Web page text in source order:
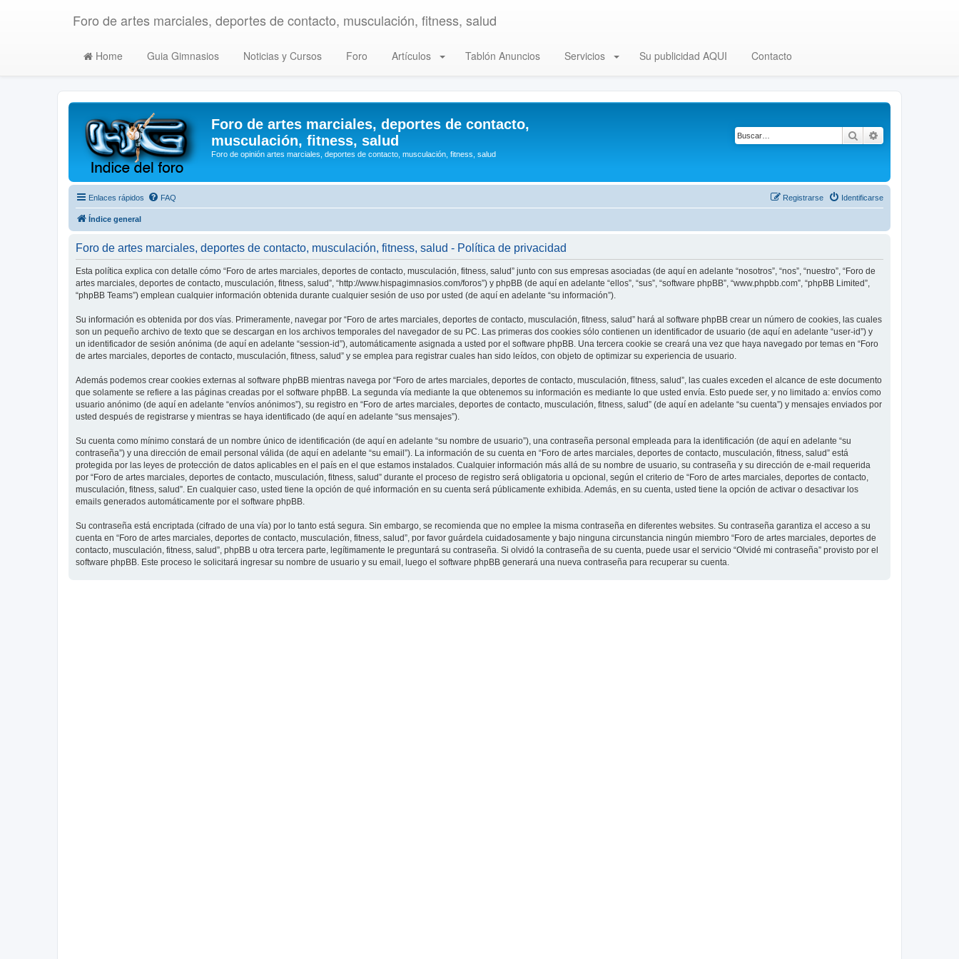
Foro de artes marciales, deportes de contacto, musculación, fitness, salud
Home Guia Gimnasios Noticias y Cursos Foro Artículos Tablón Anuncios Servicios Su publicidad AQUI Contacto
Foro de artes marciales, deportes de contacto,
musculación, fitness, salud
Foro de opinión artes marciales, deportes de contacto, musculación, fitness, salud
Buscar
Enlaces rápidos FAQ Identificarse
Registrarse
Índice general
Foro de artes marciales, deportes de contacto, musculación, fitness, salud - Política de privacidad
Esta política explica con detalle cómo “Foro de artes marciales, deportes de contacto, musculación, fitness, salud” junto con sus empresas asociadas (de aquí en adelante “nosotros”, “nos”, “nuestro”, “Foro de
artes marciales, deportes de contacto, musculación, fitness, salud”, “http://www.hispagimnasios.com/foros”) y phpBB (de aquí en adelante “ellos”, “sus”, “software phpBB”, “www.phpbb.com”, “phpBB Limited”,
“phpBB Teams”) emplean cualquier información obtenida durante cualquier sesión de uso por usted (de aquí en adelante “su información”).
Su información es obtenida por dos vías. Primeramente, navegar por “Foro de artes marciales, deportes de contacto, musculación, fitness, salud” hará al software phpBB crear un número de cookies, las cuales
son un pequeño archivo de texto que se descargan en los archivos temporales del navegador de su PC. Las primeras dos cookies sólo contienen un identificador de usuario (de aquí en adelante “user-id”) y
un identificador de sesión anónima (de aquí en adelante “session-id”), automáticamente asignada a usted por el software phpBB. Una tercera cookie se creará una vez que haya navegado por temas en “Foro
de artes marciales, deportes de contacto, musculación, fitness, salud” y se emplea para registrar cuales han sido leídos, con objeto de optimizar su experiencia de usuario.
Además podemos crear cookies externas al software phpBB mientras navega por “Foro de artes marciales, deportes de contacto, musculación, fitness, salud”, las cuales exceden el alcance de este documento
que solamente se refiere a las páginas creadas por el software phpBB. La segunda vía mediante la que obtenemos su información es mediante lo que usted envía. Esto puede ser, y no limitado a: envíos como
usuario anónimo (de aquí en adelante “envíos anónimos”), su registro en “Foro de artes marciales, deportes de contacto, musculación, fitness, salud” (de aquí en adelante “su cuenta”) y mensajes enviados por
usted después de registrarse y mientras se haya identificado (de aquí en adelante “sus mensajes”).
Su cuenta como mínimo constará de un nombre único de identificación (de aquí en adelante “su nombre de usuario”), una contraseña personal empleada para la identificación (de aquí en adelante “su
contraseña”) y una dirección de email personal válida (de aquí en adelante “su email”). La información de su cuenta en “Foro de artes marciales, deportes de contacto, musculación, fitness, salud” está
protegida por las leyes de protección de datos aplicables en el país en el que estamos instalados. Cualquier información más allá de su nombre de usuario, su contraseña y su dirección de e-mail requerida
por “Foro de artes marciales, deportes de contacto, musculación, fitness, salud” durante el proceso de registro será obligatoria u opcional, según el criterio de “Foro de artes marciales, deportes de contacto,
musculación, fitness, salud”. En cualquier caso, usted tiene la opción de qué información en su cuenta será públicamente exhibida. Además, en su cuenta, usted tiene la opción de activar o desactivar los
emails generados automáticamente por el software phpBB.
Su contraseña está encriptada (cifrado de una vía) por lo tanto está segura. Sin embargo, se recomienda que no emplee la misma contraseña en diferentes websites. Su contraseña garantiza el acceso a su
cuenta en “Foro de artes marciales, deportes de contacto, musculación, fitness, salud”, por favor guárdela cuidadosamente y bajo ninguna circunstancia ningún miembro “Foro de artes marciales, deportes de
contacto, musculación, fitness, salud”, phpBB u otra tercera parte, legítimamente le preguntará su contraseña. Si olvidó la contraseña de su cuenta, puede usar el servicio “Olvidé mi contraseña” provisto por el
software phpBB. Este proceso le solicitará ingresar su nombre de usuario y su email, luego el software phpBB generará una nueva contraseña para recuperar su cuenta.